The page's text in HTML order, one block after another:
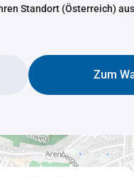
Standort (Österreich)
Zum